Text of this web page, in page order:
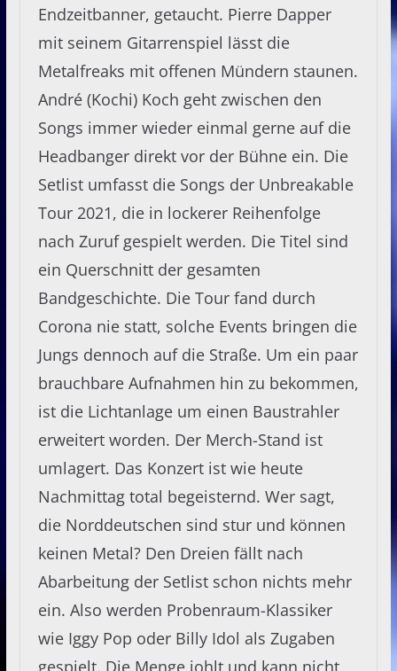
Endzeitbanner, getaucht. Pierre Dapper
mit seinem Gitarrenspiel lässt die
Metalfreaks mit offenen Mündern staunen.
André (Kochi) Koch geht zwischen den
Songs immer wieder einmal gerne auf die
Headbanger direkt vor der Bühne ein. Die
Setlist umfasst die Songs der Unbreakable
Tour 2021, die in lockerer Reihenfolge
nach Zuruf gespielt werden. Die Titel sind
ein Querschnitt der gesamten
Bandgeschichte. Die Tour fand durch
Corona nie statt, solche Events bringen die
Jungs dennoch auf die Straße. Um ein paar
brauchbare Aufnahmen hin zu bekommen,
ist die Lichtanlage um einen Baustrahler
erweitert worden. Der Merch-Stand ist
umlagert. Das Konzert ist wie heute
Nachmittag total begeisternd. Wer sagt,
die Norddeutschen sind stur und können
keinen Metal? Den Dreien fällt nach
Abarbeitung der Setlist schon nichts mehr
ein. Also werden Probenraum-Klassiker
wie Iggy Pop oder Billy Idol als Zugaben
gespielt. Die Menge johlt und kann nicht